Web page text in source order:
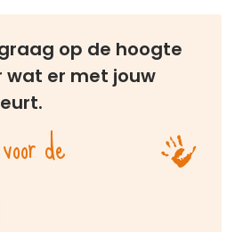
op de hoogte
wat er met jouw
de
in nieuw venster)